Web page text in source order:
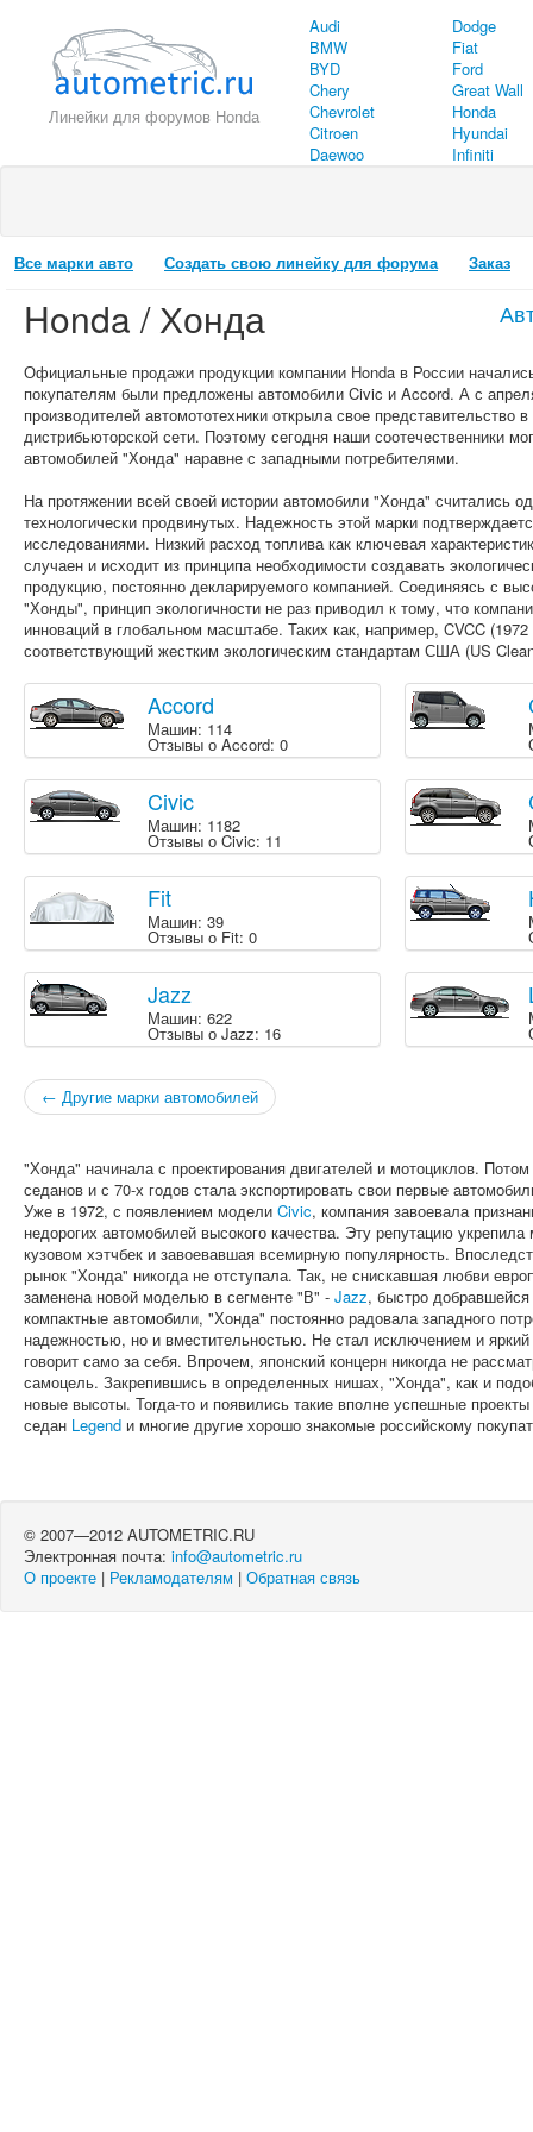
Линейки для форумов Honda
Audi
BMW
BYD
Chery
Chevrolet
Citroen
Daewoo
Dodge
Fiat
Ford
Great Wall
Honda
Hyundai
Infiniti
Все марки авто Создать свою линейку для форума Заказ
Honda / Хонда
Официальные продажи продукции компании Honda в России
покупателям были предложены автомобили Civic и Accord. А с
производителей автомототехники открыла свое представительство
дистрибьюторской сети. Поэтому сегодня наши соотечественники
автомобилей "Хонда" наравне с западными потребителями.
На протяжении всей своей истории автомобили "Хонда" считались
технологически продвинутых. Надежность этой марки
исследованиями. Низкий расход топлива как ключевая
случаен и исходит из принципа необходимости создавать
продукцию, постоянно декларируемого компанией. Соединяясь с
"Хонды", принцип экологичности не раз приводил к тому, что
инноваций в глобальном масштабе. Таких как, например, CVCC
соответствующий жестким экологическим стандартам США (US
Accord
Машин: 114
Отзывы о Accord: 0
Civic
Машин: 1182
Отзывы о Civic: 11
Fit
Машин: 39
Отзывы о Fit: 0
Jazz
Машин: 622
Отзывы о Jazz: 16
← Другие марки автомобилей
"Хонда" начинала с проектирования двигателей и мотоциклов.
седанов и с 70-х годов стала экспортировать свои первые
Уже в 1972, с появлением модели Civic, компания завоевала
недорогих автомобилей высокого качества. Эту репутацию
кузовом хэтчбек и завоевавшая всемирную популярность.
рынок "Хонда" никогда не отступала. Так, не снискавшая любви
заменена новой моделью в сегменте "В" - Jazz, быстро
компактные автомобили, "Хонда" постоянно радовала западного
надежностью, но и вместительностью. Не стал исключением и
говорит само за себя. Впрочем, японский концерн никогда не
самоцель. Закрепившись в определенных нишах, "Хонда", как и
новые высоты. Тогда-то и появились такие вполне успешные
седан Legend и многие другие хорошо знакомые российскому
© 2007—2012 AUTOMETRIC.RU
Электронная почта: info@autometric.ru
О проекте | Рекламодателям | Обратная связь